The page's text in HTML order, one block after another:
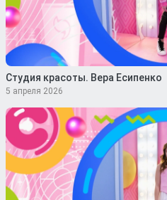
Студия красоты. Вера Есипенко
5 апреля 2026